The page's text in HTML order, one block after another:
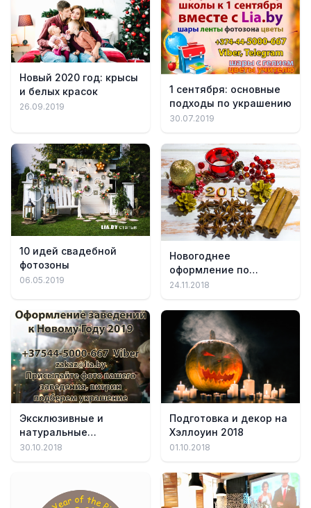
Новый 2020 год: крысы
и белых красок
26.09.2019
1 сентября: основные
подходы по украшению
30.07.2019
10 идей свадебной
фотозоны
06.05.2019
Новогоднее
оформление по
правилам фен-шуй
24.11.2018
Эксклюзивные и
натуральные
украшения к новому
30.10.2018
Подготовка и декор на
Хэллоуин 2018
01.10.2018